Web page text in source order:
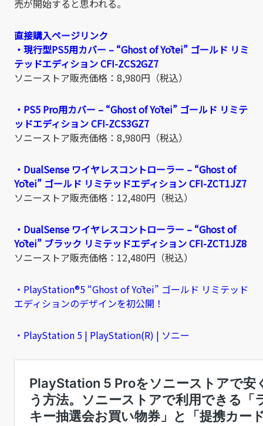
売が開始すると思われる。
直接購入ページリンク
・現行型PS5用カバー – “Ghost of Yōtei” ゴールド リミ
テッドエディション CFI-ZCS2GZ7
ソニーストア販売価格：8,980円（税込）
・PS5 Pro用カバー – “Ghost of Yōtei” ゴールド リミテ
ッドエディション CFI-ZCS3GZ7
ソニーストア販売価格：8,980円（税込）
・DualSense ワイヤレスコントローラー – “Ghost of
Yōtei” ゴールド リミテッドエディション CFI-ZCT1JZ7
ソニーストア販売価格：12,480円（税込）
・DualSense ワイヤレスコントローラー – “Ghost of
Yōtei” ブラック リミテッドエディション CFI-ZCT1JZ8
ソニーストア販売価格：12,480円（税込）
・PlayStation®5 “Ghost of Yōtei” ゴールド リミテッド
エディションのデザインを初公開！
・PlayStation 5 | PlayStation(R) | ソニー